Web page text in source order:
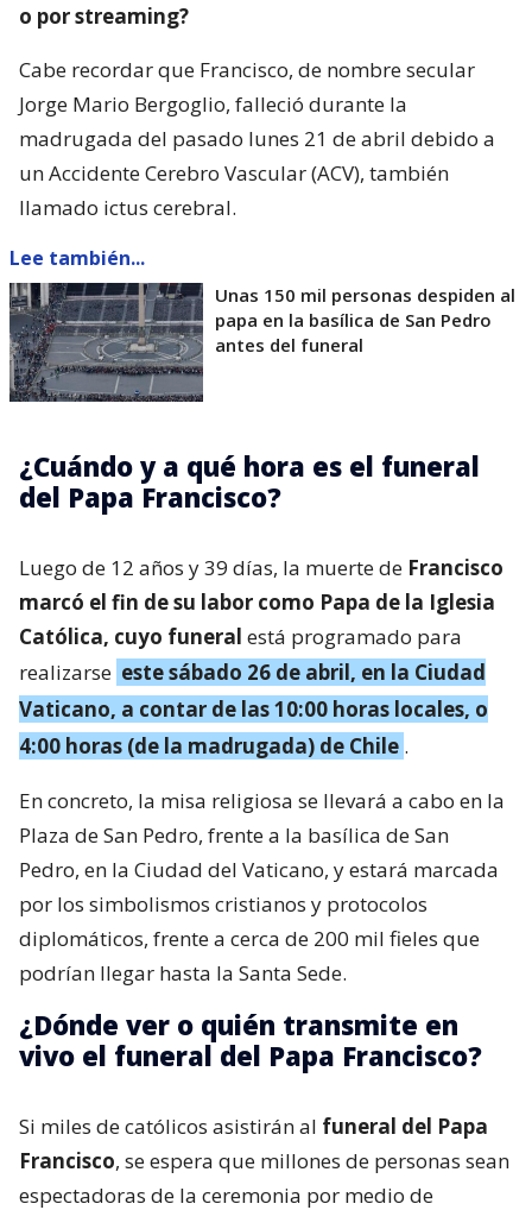
o por streaming?
Cabe recordar que Francisco, de nombre secular
Jorge Mario Bergoglio, falleció durante la
madrugada del pasado lunes 21 de abril debido a
un Accidente Cerebro Vascular (ACV), también
llamado ictus cerebral.
Lee también...
Unas 150 mil personas despiden al
papa en la basílica de San Pedro
antes del funeral
¿Cuándo y a qué hora es el funeral
del Papa Francisco?
Luego de 12 años y 39 días, la muerte de Francisco
marcó el fin de su labor como Papa de la Iglesia
Católica, cuyo funeral está programado para
realizarse este sábado 26 de abril, en la Ciudad
Vaticano, a contar de las 10:00 horas locales, o
4:00 horas (de la madrugada) de Chile .
En concreto, la misa religiosa se llevará a cabo en la
Plaza de San Pedro, frente a la basílica de San
Pedro, en la Ciudad del Vaticano, y estará marcada
por los simbolismos cristianos y protocolos
diplomáticos, frente a cerca de 200 mil fieles que
podrían llegar hasta la Santa Sede.
¿Dónde ver o quién transmite en
vivo el funeral del Papa Francisco?
Si miles de católicos asistirán al funeral del Papa
Francisco, se espera que millones de personas sean
espectadoras de la ceremonia por medio de